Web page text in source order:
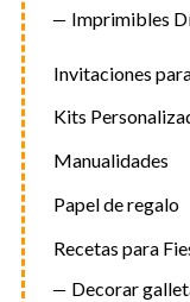
Imprimibles
Invitaciones
Kits
Manualidades
Papel de regalo
Recetas para
Decorar